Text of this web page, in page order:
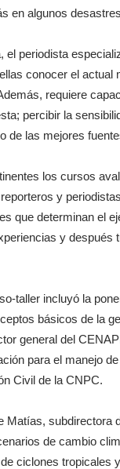
en algunos
el periodista
conocer el
requiere
percibir la
de las mejores
los cursos
y
que determinan el
y después
taller incluyó la
básicos de la
general del
para el manejo
Civil de la CNPC.
Matías, subdirectora
de cambio
ciclones tropicales